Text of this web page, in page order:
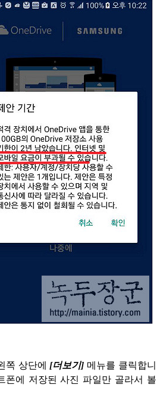
쪽 상단에 [더보기] 메뉴를 클릭합니
폰에 저장된 사진 파일만 골라서 볼